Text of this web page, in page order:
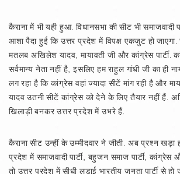
कैराना में भी यही हुआ. विधानसभा की सीट भी समाजवादी
आशा पैदा हुई कि उत्तर प्रदेश में विपक्ष एकजुट हो जाएगा.
मतलब अखिलेश यादव, मायावती जी और कांग्रेस पार्टी.
सर्वमान्य नेता नहीं है, इसलिए हम राहुल गांधी जी का ही
लग रहा है कि कांग्रेस वहां ज्यादा सीटें मांग रही है और
यादव उतनी सीटें कांग्रेस को देने के लिए तैयार नहीं हैं.
खिलाड़ी बनकर उत्तर प्रदेश में उभरे हैं.
कैराना सीट उन्हीं के उम्मीदवार ने जीती. अब प्रश्न खड़ा
प्रदेश में समाजवादी पार्टी, बहुजन समाज पार्टी,
तो उत्तर प्रदेश में सीधी लड़ाई भारतीय जनता पार्टी से